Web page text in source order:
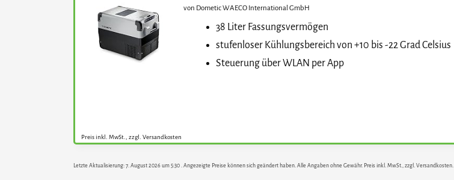
von Dometic WAECO International GmbH
38 Liter Fassungsvermögen
stufenloser Kühlungsbereich von +10 bis -22 Grad Celsius
Steuerung über WLAN per App
Preis inkl. MwSt., zzgl. Versandkosten
Letzte Aktualisierung: 7. August 2026 um 5:30 . Angezeigte Preise können sich geändert haben. Alle Angaben ohne Gewähr. Preis inkl. MwSt., zzgl. Versandkosten.